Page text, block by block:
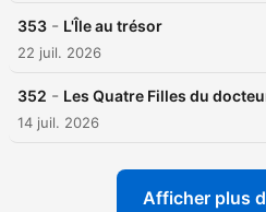
353 - L'Île au trésor
22 juil. 2026
352 - Les Quatre Filles du
14 juil. 2026
Afficher plus